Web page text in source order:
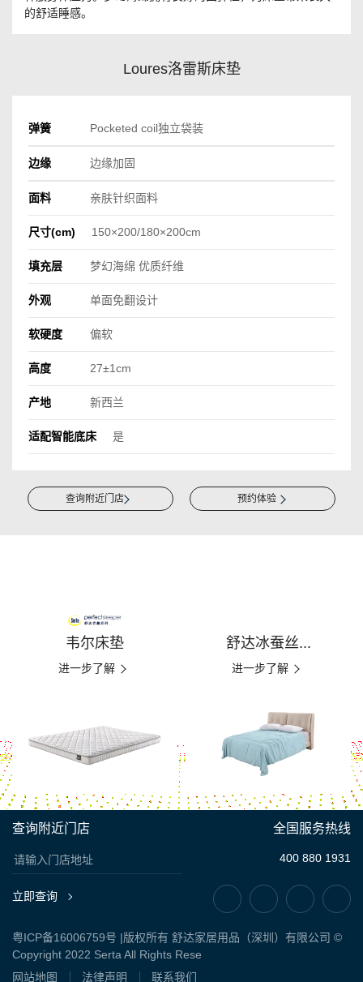
的舒适睡感。
Loures洛雷斯床垫
弹簧 Pocketed coil独立袋装
边缘 边缘加固
面料 亲肤针织面料
尺寸(cm) 150×200/180×200cm
填充层 梦幻海绵 优质纤维
外观 单面免翻设计
软硬度 偏软
高度 27±1cm
产地 新西兰
适配智能底床 是
查询附近门店 预约体验
韦尔床垫
进一步了解
舒达冰蚕丝...
进一步了解
查询附近门店
立即查询
全国服务热线
400 880 1931
粤ICP备16006759号 |版权所有 舒达家居用品（深圳）有限公司 ©
Copyright 2022 Serta All Rights Rese
网站地图
法律声明 联系我们